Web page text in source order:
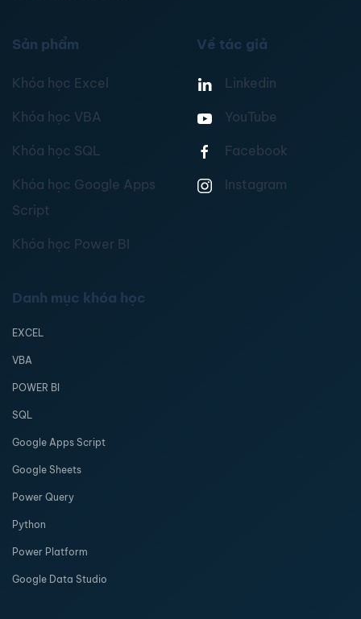
Sản phẩm
Khóa học Excel
Khóa học VBA
Khóa học SQL
Khóa học Google Apps
Script
Khóa học Power BI
Về tác giả
Linkedin
YouTube
Facebook
Instagram
Danh mục khóa học
EXCEL
VBA
POWER BI
SQL
Google Apps Script
Google Sheets
Power Query
Python
Power Platform
Google Data Studio